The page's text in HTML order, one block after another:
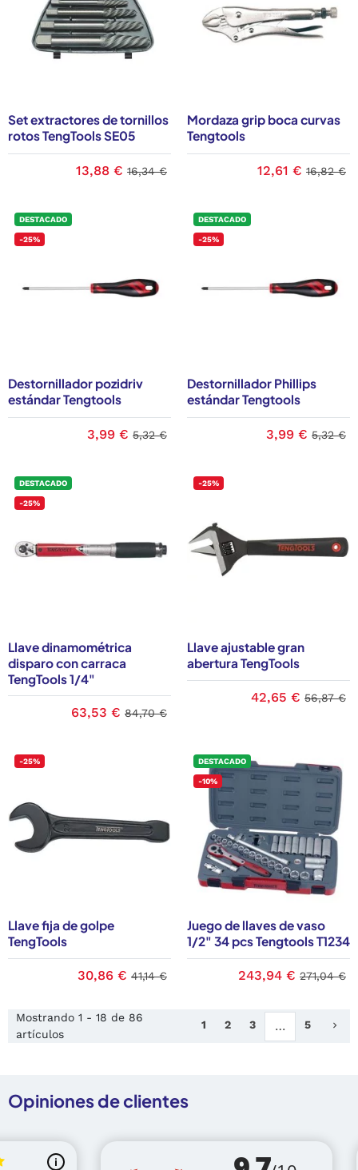
Set extractores de tornillos
rotos TengTools SE05
13,88 € 16,34 €
Mordaza grip boca curvas
Tengtools
12,61 € 16,82 €
DESTACADO
-25%
Destornillador pozidriv
estándar Tengtools
3,99 € 5,32 €
DESTACADO
-25%
Destornillador Phillips
estándar Tengtools
3,99 € 5,32 €
DESTACADO
-25%
Llave dinamométrica
disparo con carraca
TengTools 1/4"
63,53 € 84,70 €
-25%
Llave ajustable gran
abertura TengTools
42,65 € 56,87 €
-25%
Llave fija de golpe
TengTools
30,86 € 41,14 €
DESTACADO
-10%
Juego de llaves de vaso
1/2" 34 pcs Tengtools T1234
243,94 € 271,04 €
Mostrando 1 - 18 de 86
artículos
1 2 3 … 5 keyboard_arrow_right
Opiniones de clientes